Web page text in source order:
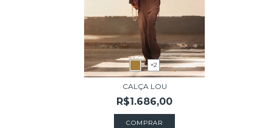
+2
CALÇA LOU
R$1.686,00
COMPRAR